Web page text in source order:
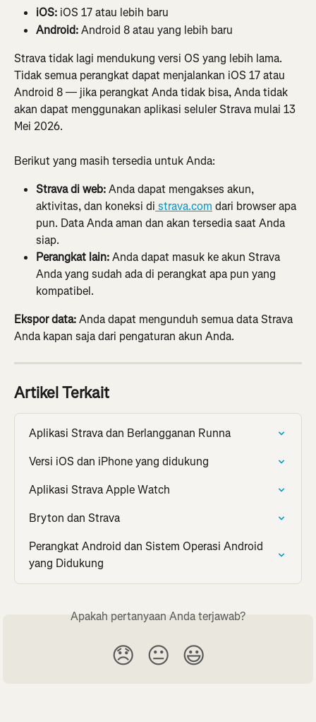
iOS: iOS 17 atau lebih baru
Android: Android 8 atau yang lebih baru
Strava tidak lagi mendukung versi OS yang lebih lama.
Tidak semua perangkat dapat menjalankan iOS 17 atau
Android 8 — jika perangkat Anda tidak bisa, Anda tidak
akan dapat menggunakan aplikasi seluler Strava mulai 13
Mei 2026.
Berikut yang masih tersedia untuk Anda:
Strava di web: Anda dapat mengakses akun,
aktivitas, dan koneksi di strava.com dari browser apa
pun. Data Anda aman dan akan tersedia saat Anda
siap.
Perangkat lain: Anda dapat masuk ke akun Strava
Anda yang sudah ada di perangkat apa pun yang
kompatibel.
Ekspor data: Anda dapat mengunduh semua data Strava
Anda kapan saja dari pengaturan akun Anda.
Artikel Terkait
Aplikasi Strava dan Berlangganan Runna
Versi iOS dan iPhone yang didukung
Aplikasi Strava Apple Watch
Bryton dan Strava
Perangkat Android dan Sistem Operasi Android
yang Didukung
Apakah pertanyaan Anda terjawab?
😞 😐 😃